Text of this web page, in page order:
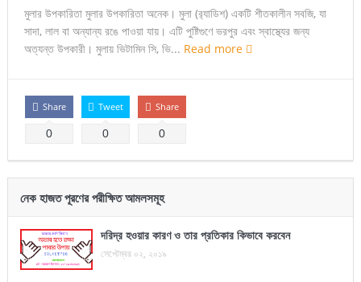
মুলার উপকারিতা মুলার উপকারিতা অনেক। মুলা (র‌্যাডিশ) একটি শীতকালীন সবজি, যা
সাদা, লাল বা অন্যান্য রঙে পাওয়া যায়। এটি পুষ্টিগুণে ভরপুর এবং স্বাস্থ্যের জন্য
অত্যন্ত উপকারী। মুলায় ভিটামিন সি, ভি... Read more
Share
0
Tweet
0
Share
0
নেক হাজত পূরণের পরীক্ষিত আমলসমূহ
দরিদ্র হওয়ার কারণ ও তার প্রতিকার কিভাবে করবেন
সেপ্টেম্বর ০২, ২০১৯